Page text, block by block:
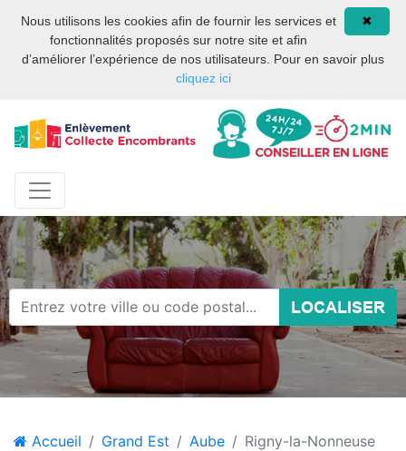
Site internet privé et
indépendant des services
publics ou des services de
la mairie de Paris.
08 93 02 00 17
LOCALISER
Accueil Grand Est Aube Rigny-la-Nonneuse
✖
Nous utilisons les cookies afin de fournir les services et
fonctionnalités proposés sur notre site et afin
d’améliorer l’expérience de nos utilisateurs. Pour en savoir plus
cliquez ici